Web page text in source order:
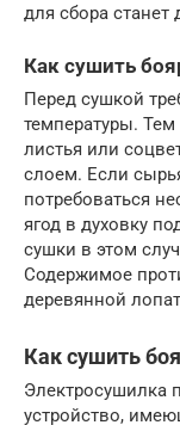
для сбора
Как сушить
Перед сушкой
температуры.
листья или
слоем. Если
потребоваться
ягод в духовку
сушки в этом
Содержимое
деревянной
Как сушить
Электросушилка
устройство,